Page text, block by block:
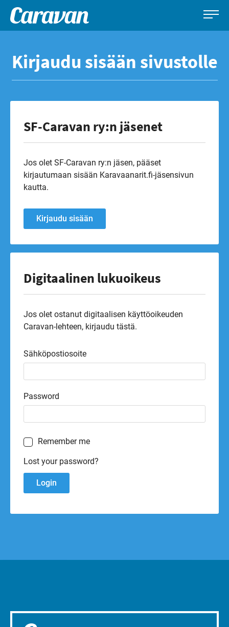
sisältöön
Caravan-
Leirintämatkailun
Kirjaudu sisään sivustolle
SF-Caravan ry:n jäsenet
Jos olet SF-Caravan ry:n jäsen, pääset
kirjautumaan sisään Karavaanarit.fi-jäsensivun
kautta.
Kirjaudu sisään
Digitaalinen lukuoikeus
Jos olet ostanut digitaalisen käyttöoikeuden
Caravan-lehteen, kirjaudu tästä.
Sähköpostiosoite
Password
Remember me
Lost your password?